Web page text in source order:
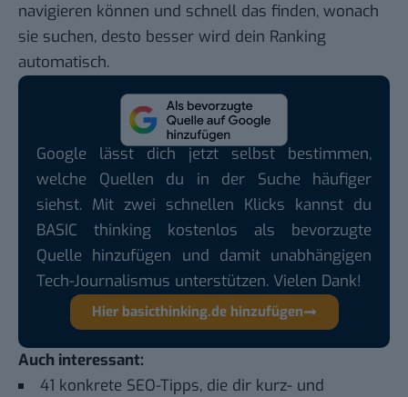
navigieren können und schnell das finden, wonach
sie suchen, desto besser wird dein Ranking
automatisch.
Google lässt dich jetzt selbst bestimmen,
welche Quellen du in der Suche häufiger
siehst. Mit zwei schnellen Klicks kannst du
BASIC thinking kostenlos als bevorzugte
Quelle hinzufügen und damit unabhängigen
Tech-Journalismus unterstützen. Vielen Dank!
Hier basicthinking.de hinzufügen
Auch interessant:
41 konkrete SEO-Tipps, die dir kurz- und